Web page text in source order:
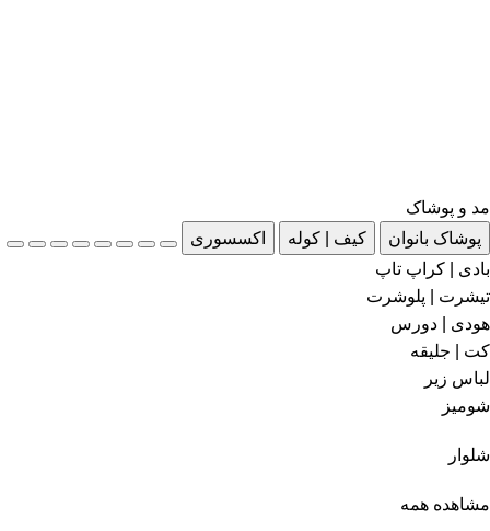
مد و پوشاک
پوشاک بانوان
کیف | کوله
اکسسوری
بادی | کراپ تاپ
تیشرت | پلوشرت
هودی | دورس
کت | جلیقه
لباس زیر
شومیز
شلوار
مشاهده همه